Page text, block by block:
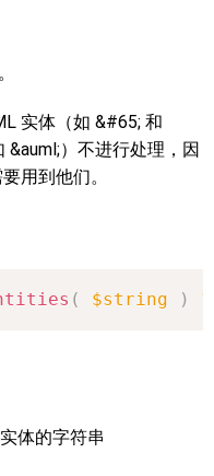
实体（如 &#65; 和
）不进行处理，因
用到他们。
( $string )
体的字符串